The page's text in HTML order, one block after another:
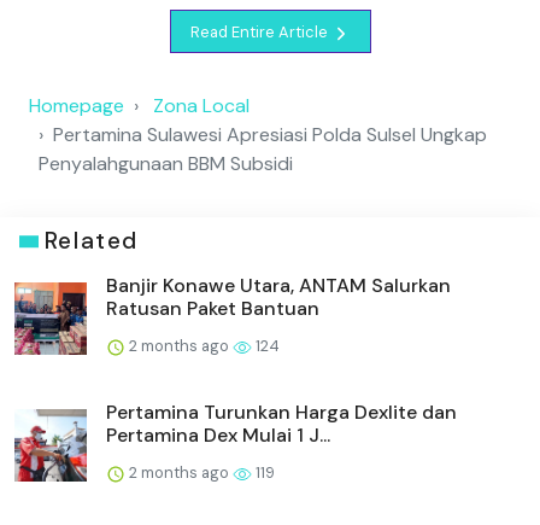
Read Entire Article
Homepage
Zona Local
Pertamina Sulawesi Apresiasi Polda Sulsel Ungkap
Penyalahgunaan BBM Subsidi
Related
Banjir Konawe Utara, ANTAM Salurkan
Ratusan Paket Bantuan
2 months ago 124
Pertamina Turunkan Harga Dexlite dan
Pertamina Dex Mulai 1 J...
2 months ago 119